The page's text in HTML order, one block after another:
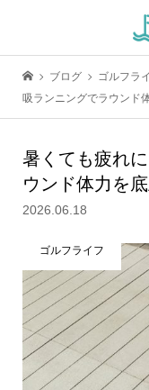
ブログ ゴルフラ
吸ランニングでラウンド
暑くても疲れ
ウンド体力を
2026.06.18
ゴルフライフ